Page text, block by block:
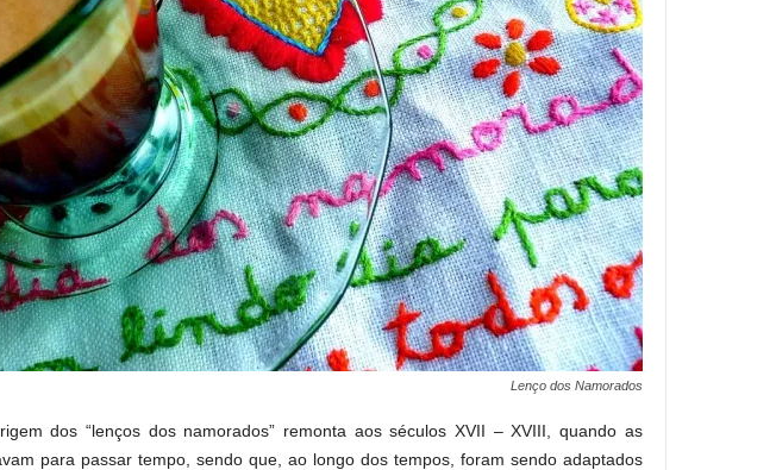
Lenço dos Namorados
dos “lenços dos namorados” remonta aos séculos XVII – XVIII, quando as
para passar tempo, sendo que, ao longo dos tempos, foram sendo adaptados